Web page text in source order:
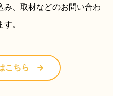
、取材などのお問い合わ
。
こちら